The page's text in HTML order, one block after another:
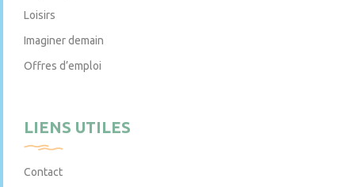
Loisirs
Imaginer demain
Offres d’emploi
LIENS UTILES
Contact